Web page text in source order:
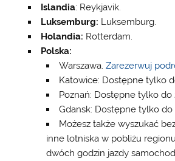
Islandia: Reykjavik.
Luksemburg: Luksemburg.
Holandia: Rotterdam.
Polska:
Warszawa.Zarezerwuj
Katowice: Dostępne tylko
Poznań: Dostępne tylko do
Gdansk: Dostępne tylko do
Możesz także wyszukać
inne lotniska w pobliżu
dwóch godzin jazdy